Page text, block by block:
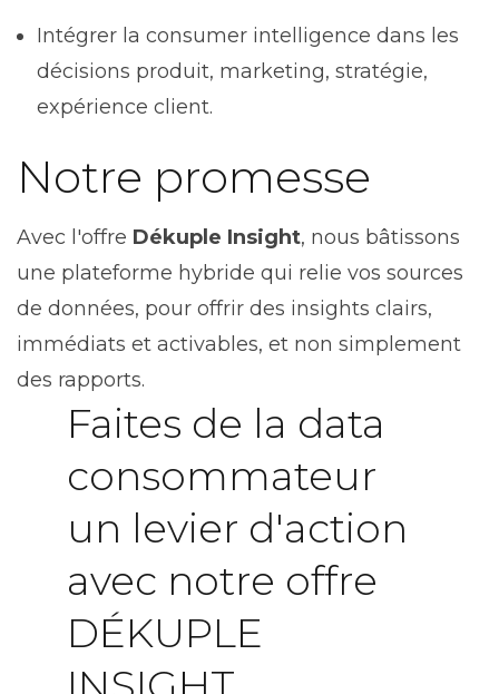
Intégrer la consumer intelligence dans les
décisions produit, marketing, stratégie,
expérience client.
Notre promesse
Avec l'offre Dékuple Insight, nous bâtissons
une plateforme hybride qui relie vos sources
de données, pour offrir des insights clairs,
immédiats et activables, et non simplement
des rapports.
Faites de la data
consommateur
un levier d'action
avec notre offre
DÉKUPLE